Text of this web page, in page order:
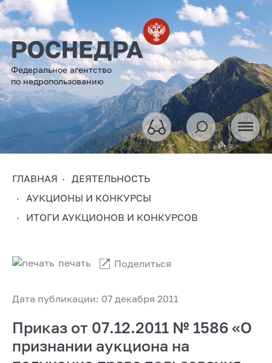
Федеральное агентство
по недропользованию
ГЛАВНАЯ
ДЕЯТЕЛЬНОСТЬ
АУКЦИОНЫ И КОНКУРСЫ
ИТОГИ АУКЦИОНОВ И КОНКУРСОВ
Дата публикации: 07 декабря 2011
печать Поделиться
Приказ от 07.12.2011 № 1586 «О
признании аукциона на